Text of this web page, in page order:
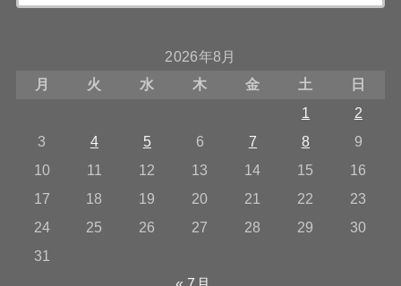
2026年8月
月
火 水 木 金 土
日
1
2
3
4 5 6 7 8
9
10
11 12 13 14 15
16
17
18 19 20 21 22
23
24
25 26 27 28 29
30
31